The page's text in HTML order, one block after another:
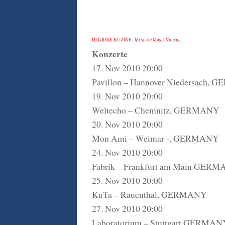
DI GRINE KUZINE Myspace Music Videos
Konzerte
17. Nov 2010 20:00
Pavillon – Hannover Niedersach,
19. Nov 2010 20:00
Weltecho – Chemnitz, GERMANY
20. Nov 2010 20:00
Mon Ami – Weimar -, GERMANY
24. Nov 2010 20:00
Fabrik – Frankfurt am Main
25. Nov 2010 20:00
KuTa – Rauenthal, GERMANY
27. Nov 2010 20:00
Laboratorium – Stuttgart